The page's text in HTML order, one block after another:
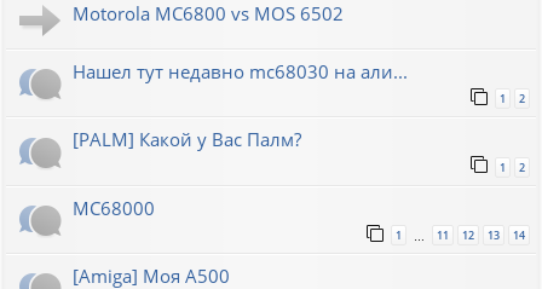
Motorola MC6800 vs MOS 6502
Нашел тут недавно mc68030 на али...
1 2
[PALM] Какой у Вас Палм?
1 2
MC68000
1 11 12 13 14
[Amiga] Моя A500